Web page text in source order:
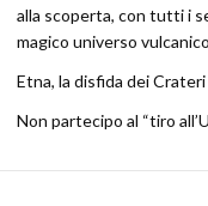
alla scoperta, con tutti i
magico universo vulcanico
Etna, la disfida dei Crateri
Non partecipo al “tiro